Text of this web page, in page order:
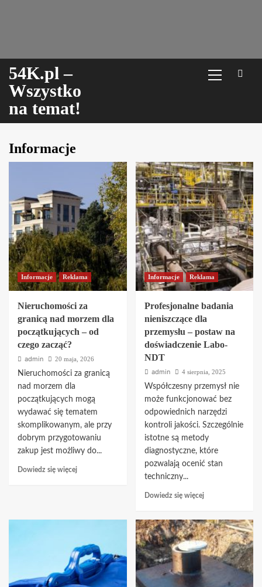
54K.pl –
Wszystko
na temat!
główne
Informacje
Informacje Reklama
Nieruchomości za
granicą nad morzem dla
początkujących – od
czego zacząć?
admin 20 maja, 2026
Nieruchomości za granicą
nad morzem dla
początkujących mogą
wydawać się tematem
skomplikowanym, ale przy
dobrym przygotowaniu
zakup jest możliwy do...
Dowiedz się więcejDowiedz
nad
morzem
dla
początkujących
Informacje Reklama
Profesjonalne badania
nieniszczące dla
przemysłu – postaw na
doświadczenie Labo-
NDT
admin 4 sierpnia, 2025
Współczesny przemysł nie
może funkcjonować bez
odpowiednich narzędzi
kontroli jakości. Szczególnie
istotne są metody
diagnostyczne, które
pozwalają ocenić stan
techniczny...
Dowiedz się więcejDowiedz
o
Profesjonalne
badania
nieniszczące
dla
przemysłu